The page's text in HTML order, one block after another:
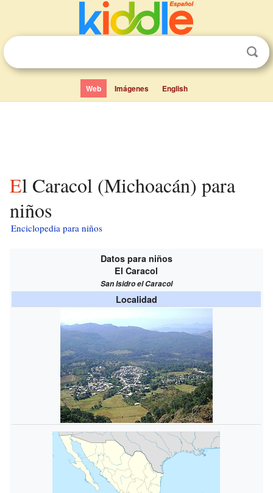
Web Imágenes English
El Caracol (Michoacán) para
niños
Enciclopedia para niños
Datos para niños
El Caracol
San Isidro el Caracol
Localidad